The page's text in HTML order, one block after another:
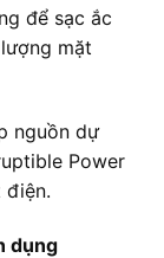
để sạc ắc
mặt
nguồn dự
Power
điện.
dụng